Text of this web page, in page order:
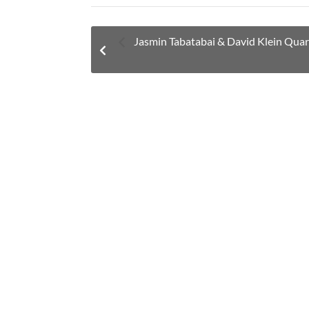
Jasmin Tabatabai & David Klein